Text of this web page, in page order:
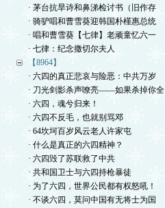
· 茅台抗旱诗和鼻涕检讨书（旧作存
· 骑驴唱和曹雪葵迎韩国朴槿惠总统
· 唱和曹雪葵【七律】老顽童忆六一
· 七律：纪念撒切尔夫人
【8964】
· 六四的真正悲哀与险恶：中共万岁
· 刀光剑影杀声嘹亮——如果杀掉你全
· 六四，魂兮归来！
· 六四不反毛，也就别骂邓
· 64坎坷百岁风云老人许家屯
· 什么是真正的六四精神？
· 六四毁了苏联救了中共
· 共和国卫士与六四持枪暴徒
· 为了六四，世界公民都有权怒吼！
· 不谈六四，莫问中国有无将士为国